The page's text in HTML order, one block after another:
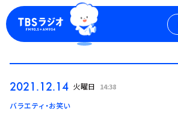
ログイン
2021.12.14 火曜日 14:38
バラエティ・お笑い